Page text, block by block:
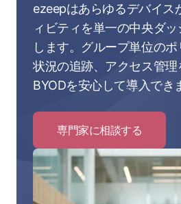
ezeepはあらゆるデバイス
ィビティを単一の中央ダ
します。グループ単位の
状況の追跡、アクセス管理
BYODを安心して導入でき
専門家に相談する
to
専
門
家